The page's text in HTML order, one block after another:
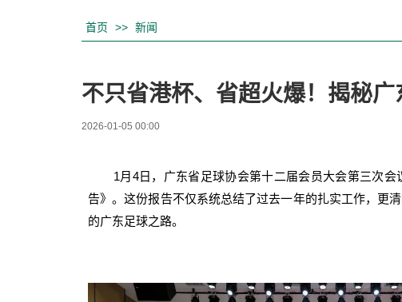
首页 >> 新闻
不只省港杯、省超火爆！揭秘
2026-01-05 00:00
1月4日，广东省足球协会第十二届会员大会第三次
告》。这份报告不仅系统总结了过去一年的扎实工作，更
的广东足球之路。